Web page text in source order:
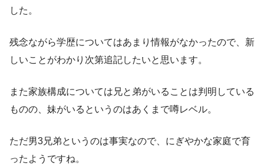
した。
残念ながら学歴についてはあまり情報がなかったので、新
しいことがわかり次第追記したいと思います。
また家族構成については兄と弟がいることは判明している
ものの、妹がいるというのはあくまで噂レベル。
ただ男3兄弟というのは事実なので、にぎやかな家庭で育
ったようですね。